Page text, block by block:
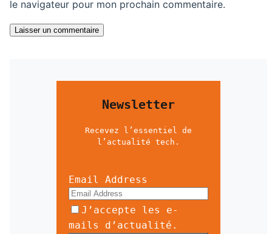
le navigateur pour mon prochain commentaire.
Laisser un commentaire
Newsletter
Recevez l’essentiel de
l’actualité tech.
Email Address
J’accepte les e-
mails d’actualité.